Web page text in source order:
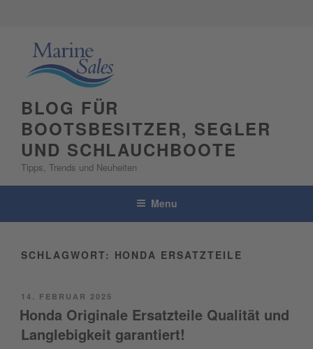
BLOG FÜR
BOOTSBESITZER, SEGLER
UND SCHLAUCHBOOTE
Tipps, Trends und Neuheiten
Menu
SCHLAGWORT: HONDA ERSATZTEILE
POSTED
ON
14. FEBRUAR 2025
Honda Originale Ersatzteile Qualität und
Langlebigkeit garantiert!